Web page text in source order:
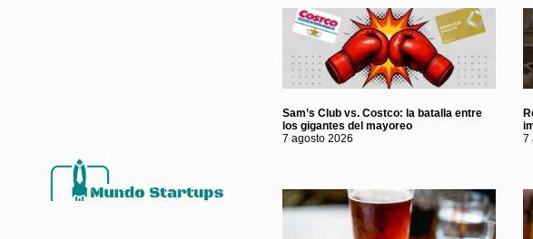
Sam’s Club vs. Costco: la batalla entre
los gigantes del mayoreo
7 agosto 2026
7